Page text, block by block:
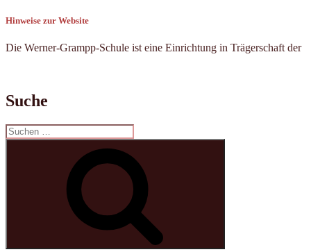
Hinweise zur Website
Die Werner-Grampp-Schule ist eine Einrichtung in Trägerschaft der
Suche
Suchen
nach: